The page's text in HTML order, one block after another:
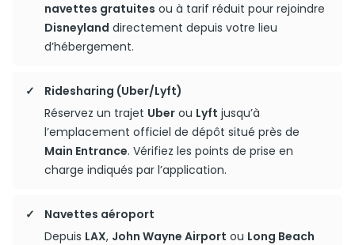
navettes gratuites ou à tarif réduit pour rejoindre
Disneyland directement depuis votre lieu
d’hébergement.
Ridesharing (Uber/Lyft)
Réservez un trajet Uber ou Lyft jusqu’à
l’emplacement officiel de dépôt situé près de
Main Entrance. Vérifiez les points de prise en
charge indiqués par l’application.
Navettes aéroport
Depuis LAX, John Wayne Airport ou Long Beach